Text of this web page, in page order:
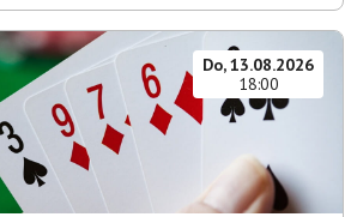
Do, 13.08.2026
18:00